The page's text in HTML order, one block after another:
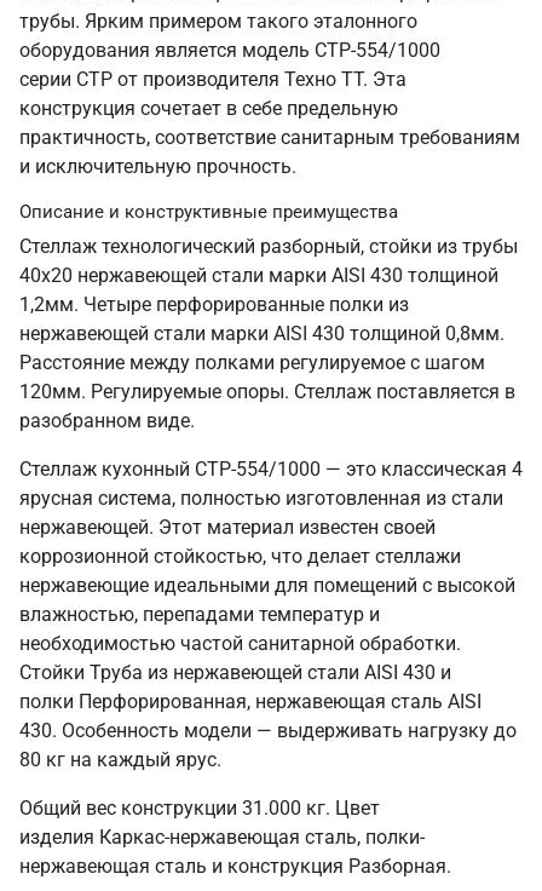
трубы. Ярким примером такого эталонного
оборудования является модель СТР-554/1000
серии СТР от производителя Техно ТТ. Эта
конструкция сочетает в себе предельную
практичность, соответствие санитарным требованиям
и исключительную прочность.
Описание и конструктивные преимущества
Стеллаж технологический разборный, стойки из трубы
40х20 нержавеющей стали марки AISI 430 толщиной
1,2мм. Четыре перфорированные полки из
нержавеющей стали марки AISI 430 толщиной 0,8мм.
Расстояние между полками регулируемое с шагом
120мм. Регулируемые опоры. Стеллаж поставляется в
разобранном виде.
Стеллаж кухонный СТР-554/1000 — это классическая 4
ярусная система, полностью изготовленная из стали
нержавеющей. Этот материал известен своей
коррозионной стойкостью, что делает стеллажи
нержавеющие идеальными для помещений с высокой
влажностью, перепадами температур и
необходимостью частой санитарной обработки.
Стойки Труба из нержавеющей стали AISI 430 и
полки Перфорированная, нержавеющая сталь AISI
430. Особенность модели — выдерживать нагрузку до
80 кг на каждый ярус.
Общий вес конструкции 31.000 кг. Цвет
изделия Каркас-нержавеющая сталь, полки-
нержавеющая сталь и конструкция Разборная.